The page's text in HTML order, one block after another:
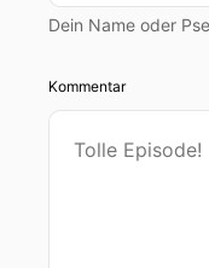
Dein Name oder
Kommentar